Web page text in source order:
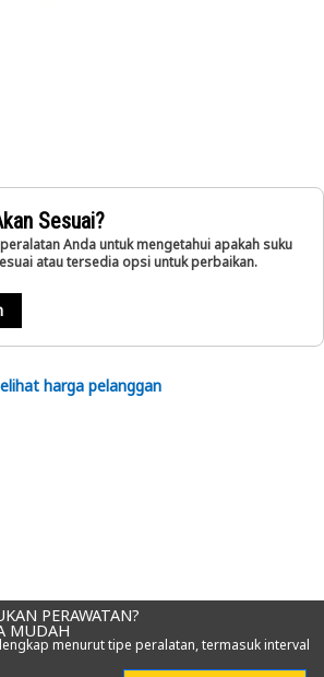
Sesuai?
Anda untuk mengetahui apakah suku
atau tersedia opsi untuk perbaikan.
harga pelanggan
PERAWATAN?
MUDAH
menurut tipe peralatan, termasuk interval